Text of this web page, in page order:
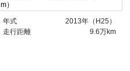
m）
年式
2013年（H25）
走行距離
9.6万km